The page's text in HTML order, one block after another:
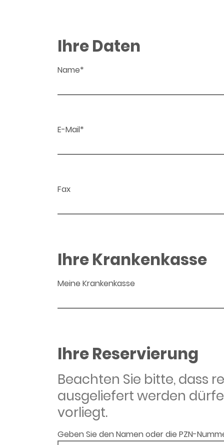
Ihre Daten
Name*
E-Mail*
Fax
Ihre Krankenkasse
Meine Krankenkasse
Ihre Reservierung
Beachten Sie bitte, dass
ausgeliefert werden
vorliegt.
Geben Sie den Namen oder die PZN-